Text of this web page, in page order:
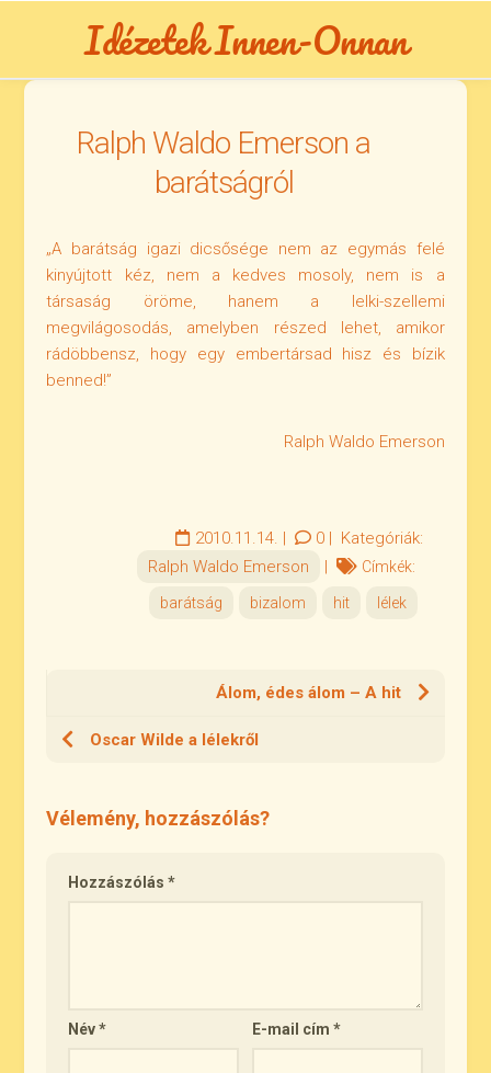
Idézetek Innen-Onnan
Ralph Waldo Emerson a
barátságról
„A barátság igazi dicsősége nem az egymás felé
kinyújtott kéz, nem a kedves mosoly, nem is a
társaság öröme, hanem a lelki-szellemi
megvilágosodás, amelyben részed lehet, amikor
rádöbbensz, hogy egy embertársad hisz és bízik
benned!”
Ralph Waldo Emerson
2010.11.14. | 0| Kategóriák:
Ralph Waldo Emerson
| Címkék:
barátság bizalom hit lélek
Álom, édes álom – A hit
Oscar Wilde a lélekről
Vélemény, hozzászólás?
Hozzászólás*
Név* E-mail cím*